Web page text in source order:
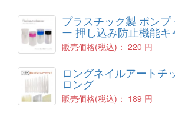
プラスチック製 ポンプ
ー 押し込み防止機能キ
販売価格(税込)： 220 円
ロングネイルアートチ
ロング
販売価格(税込)： 189 円